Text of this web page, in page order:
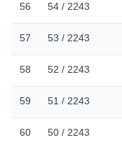
56 54 / 2243
57 53 / 2243
58 52 / 2243
59 51 / 2243
60 50 / 2243